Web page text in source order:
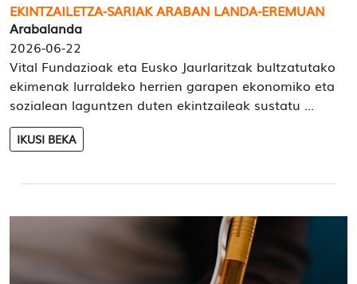
EKINTZAILETZA-SARIAK ARABAN LANDA-EREMUAN
Arabalanda
2026-06-22
Vital Fundazioak eta Eusko Jaurlaritzak bultzatutako
ekimenak lurraldeko herrien garapen ekonomiko eta
sozialean laguntzen duten ekintzaileak sustatu ...
IKUSI BEKA